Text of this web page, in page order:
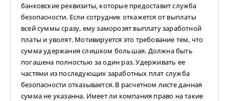
банковские реквизиты, которые предоставит служба
безопасности. Если сотрудник откажется от выплаты
всей суммы сразу, ему заморозят выплату заработной
платы и уволят. Мотивируется это требование тем, что
сумма удержания слишком большая. Должна быть
погашена полностью за один раз. Удерживать ее
частями из последующих заработных плат служба
безопасности отказывается. В расчетном листе данная
сумма не указанна. Имеет ли компания право на такие